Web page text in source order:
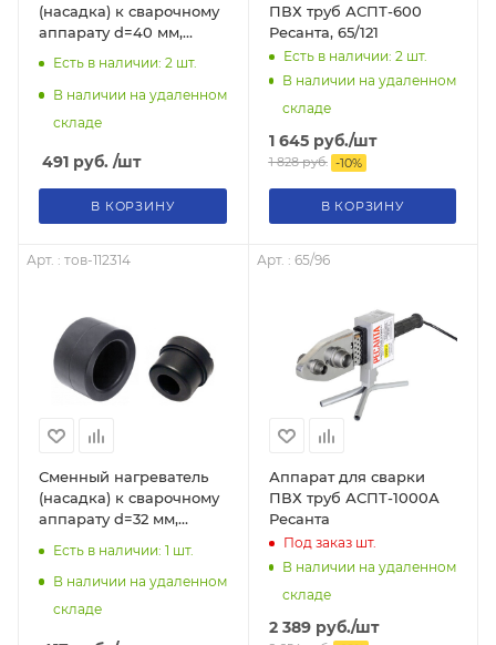
(насадка) к сварочному
аппарату d=40 мм,
Есть в наличии: 2 шт.
В наличии на удаленном
складе
491 руб. /шт
В КОРЗИНУ
ПВХ труб АСПТ-600
Ресанта, 65/121
Есть в наличии: 2 шт.
В наличии на удаленном
складе
1 645руб./шт
1 828руб. -10%
В КОРЗИНУ
Арт. : тов-112314
Сменный нагреватель
(насадка) к сварочному
аппарату d=32 мм,
Есть в наличии: 1 шт.
В наличии на удаленном
складе
Арт. : 65/96
Аппарат для сварки
ПВХ труб АСПТ-1000А
Ресанта
Под заказшт.
В наличии на удаленном
складе
2 389руб./шт